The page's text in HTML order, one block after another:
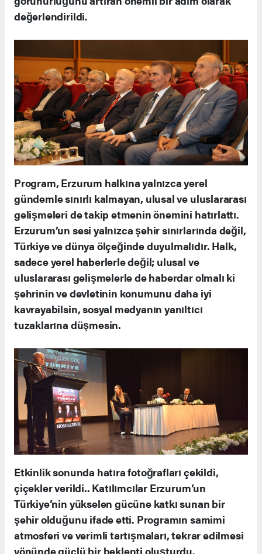
değerlendirildi.
Program, Erzurum halkına yalnızca yerel
gündemle sınırlı kalmayan, ulusal ve uluslararası
gelişmeleri de takip etmenin önemini hatırlattı.
Erzurum’un sesi yalnızca şehir sınırlarında değil,
Türkiye ve dünya ölçeğinde duyulmalıdır. Halk,
sadece yerel haberlerle değil; ulusal ve
uluslararası gelişmelerle de haberdar olmalı ki
şehrinin ve devletinin konumunu daha iyi
kavrayabilsin, sosyal medyanın yanıltıcı
tuzaklarına düşmesin.
Etkinlik sonunda hatıra fotoğrafları çekildi,
çiçekler verildi.. Katılımcılar Erzurum’un
Türkiye’nin yükselen gücüne katkı sunan bir
şehir olduğunu ifade etti. Programın samimi
atmosferi ve verimli tartışmaları, tekrar edilmesi
yönünde güçlü bir beklenti oluşturdu.